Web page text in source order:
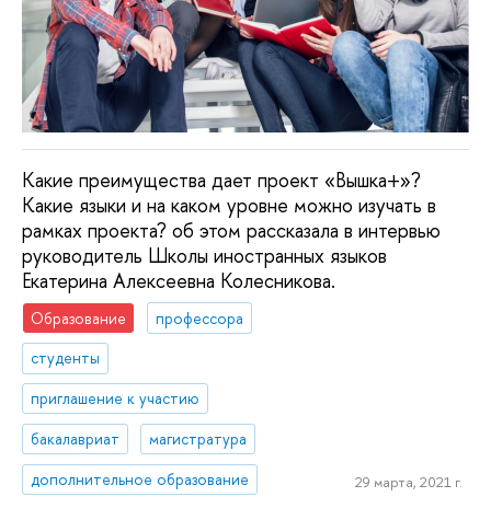
Какие преимущества дает проект «Вышка+»?
Какие языки и на каком уровне можно изучать в
рамках проекта? об этом рассказала в интервью
руководитель Школы иностранных языков
Екатерина Алексеевна Колесникова.
Образование
профессора
студенты
приглашение к участию
бакалавриат
магистратура
дополнительное образование
29 марта, 2021 г.